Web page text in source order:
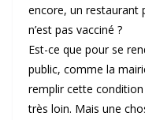
encore, un restaurant
n’est pas vacciné ?
Est-ce que pour se
public, comme la
remplir cette
très loin. Mais une